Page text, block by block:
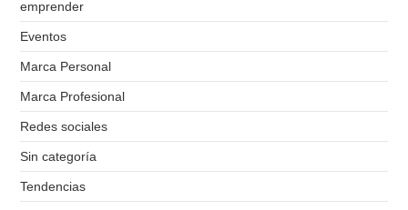
emprender
Eventos
Marca Personal
Marca Profesional
Redes sociales
Sin categoría
Tendencias